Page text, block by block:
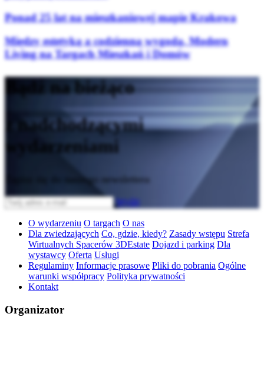
Ponad 25 lat na mieszkaniowej mapie Krakowa
Między estetyką a codzienną wygodą. Modern
Living na Targach Mieszkań i Domów
Bądź na bieżąco
z nadchodzącymi
wydarzeniami
Zapisz się do naszego newslettera
Wyślij
O wydarzeniu O targach O nas
Dla zwiedzających Co, gdzie, kiedy? Zasady wstępu Strefa
Wirtualnych Spacerów 3DEstate Dojazd i parking Dla
wystawcy Oferta Usługi
Regulaminy Informacje prasowe Pliki do pobrania Ogólne
warunki współpracy Polityka prywatności
Kontakt
Organizator